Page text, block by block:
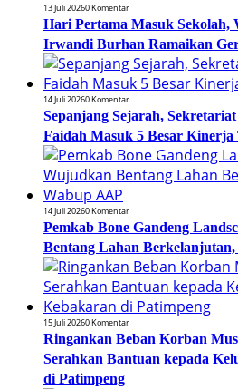
13 Juli 20260 Komentar
Hari Pertama Masuk Sekolah,
Irwandi Burhan Ramaikan
14 Juli 20260 Komentar
Sepanjang Sejarah,
Faidah Masuk 5 Besar Kinerja
14 Juli 20260 Komentar
Pemkab Bone Gandeng
Bentang Lahan
15 Juli 20260 Komentar
Ringankan Beban Korban
Serahkan Bantuan kepada
di Patimpeng